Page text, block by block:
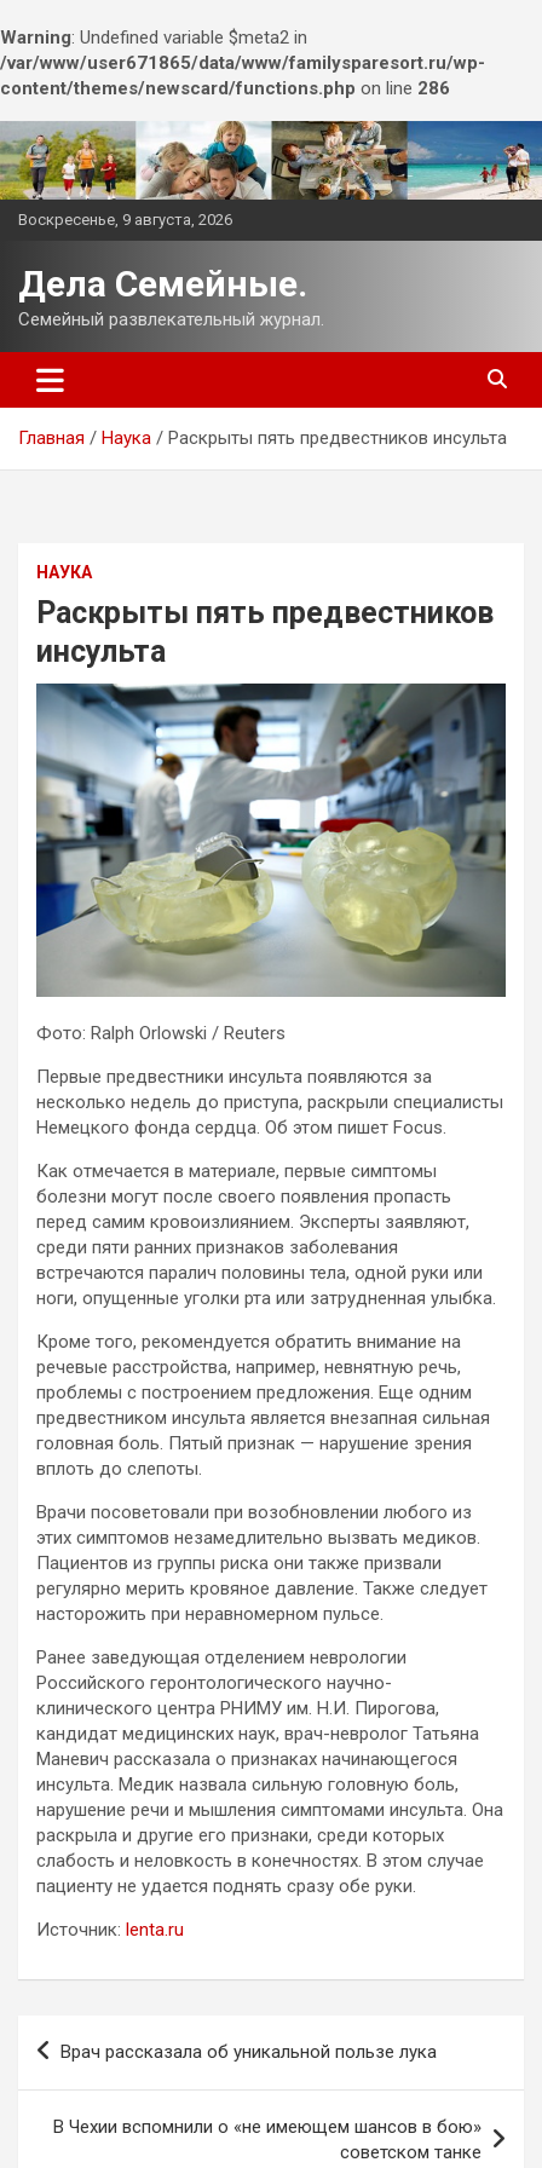
Warning: Undefined variable $meta2 in
/var/www/user671865/data/www/familysparesort.ru/wp-
content/themes/newscard/functions.php on line 286
Перейти
к
содержимому
Воскресенье, 9 августа, 2026
Дела Семейные.
Семейный развлекательный журнал.
Главная Наука Раскрыты пять предвестников инсульта
НАУКА
Раскрыты пять предвестников
инсульта
Фото: Ralph Orlowski / Reuters
Первые предвестники инсульта появляются за
несколько недель до приступа, раскрыли специалисты
Немецкого фонда сердца. Об этом пишет Focus.
Как отмечается в материале, первые симптомы
болезни могут после своего появления пропасть
перед самим кровоизлиянием. Эксперты заявляют,
среди пяти ранних признаков заболевания
встречаются паралич половины тела, одной руки или
ноги, опущенные уголки рта или затрудненная улыбка.
Кроме того, рекомендуется обратить внимание на
речевые расстройства, например, невнятную речь,
проблемы с построением предложения. Еще одним
предвестником инсульта является внезапная сильная
головная боль. Пятый признак — нарушение зрения
вплоть до слепоты.
Врачи посоветовали при возобновлении любого из
этих симптомов незамедлительно вызвать медиков.
Пациентов из группы риска они также призвали
регулярно мерить кровяное давление. Также следует
насторожить при неравномерном пульсе.
Ранее заведующая отделением неврологии
Российского геронтологического научно-
клинического центра РНИМУ им. Н.И. Пирогова,
кандидат медицинских наук, врач-невролог Татьяна
Маневич рассказала о признаках начинающегося
инсульта. Медик назвала сильную головную боль,
нарушение речи и мышления симптомами инсульта. Она
раскрыла и другие его признаки, среди которых
слабость и неловкость в конечностях. В этом случае
пациенту не удается поднять сразу обе руки.
Источник: lenta.ru
Навигация
записям
Врач рассказала об уникальной пользе лука
В Чехии вспомнили о «не имеющем шансов в бою»
советском танке